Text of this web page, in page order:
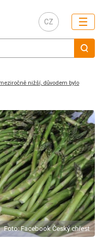
CZ ☰
nižší, důvodem bylo
Foto: Facebook Český chřest